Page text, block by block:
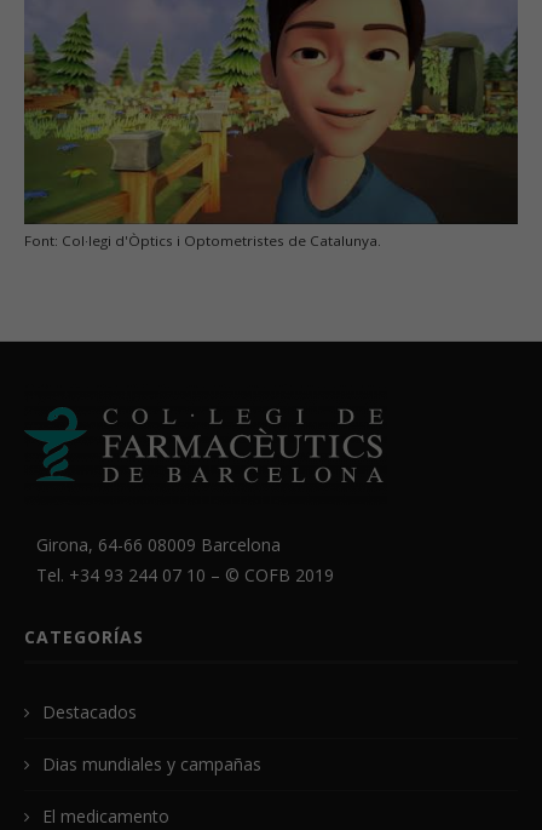
Font: Col·legi d'Òptics i Optometristes de Catalunya.
Girona, 64-66 08009 Barcelona
Tel. +34 93 244 07 10 – © COFB 2019
CATEGORÍAS
Destacados
Dias mundiales y campañas
El medicamento